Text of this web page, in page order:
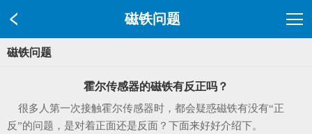
磁铁问题
磁铁问题
霍尔传感器的磁铁有反正吗？
很多人第一次接触霍尔传感器时，都会疑惑磁铁有没有“正
反”的问题，是对着正面还是反面？下面来好好介绍下。